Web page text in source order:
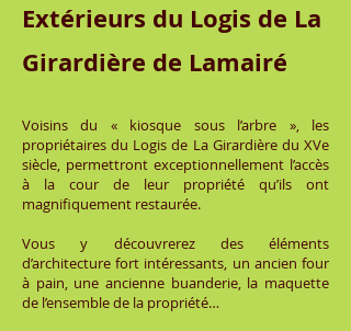
Extérieurs du Logis de La
Girardière de Lamairé
Voisins du « kiosque sous l’arbre », les
propriétaires du Logis de La Girardière du XVe
siècle, permettront exceptionnellement l’accès
à la cour de leur propriété qu’ils ont
magnifiquement restaurée.
Vous y découvrerez des éléments
d’architecture fort intéressants, un ancien four
à pain, une ancienne buanderie, la maquette
de l’ensemble de la propriété…